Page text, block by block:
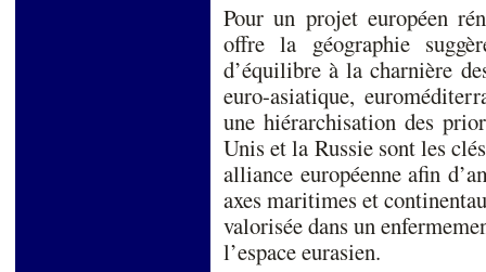
Pour un projet européen
offre la géographie
d’équilibre à la charnière
euro-asiatique,
une hiérarchisation des
Unis et la Russie sont les
alliance européenne afin
axes maritimes et
valorisée dans un
l’espace eurasien.